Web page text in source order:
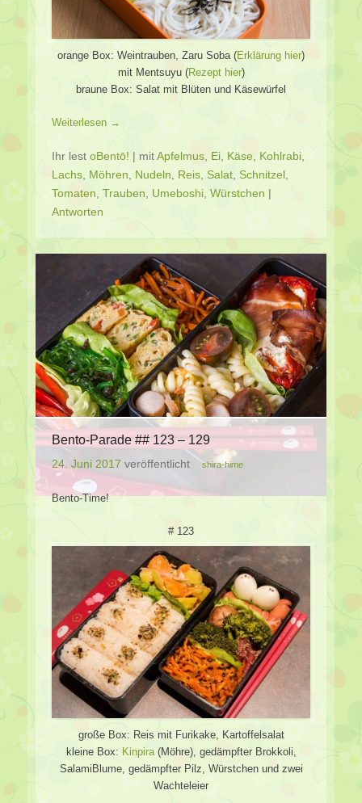
orange Box: Weintrauben, Zaru Soba (Erklärung hier)
mit Mentsuyu (Rezept hier)
braune Box: Salat mit Blüten und Käsewürfel
Weiterlesen →
Ihr lest oBentō! | mitApfelmus Ei Käse Kohlrabi
Lachs Möhren Nudeln Reis Salat Schnitzel
Tomaten Trauben Umeboshi Würstchen |
Antworten
Bento-Parade ## 123 – 129
24. Juni 2017 veröffentlicht shira-hime
Bento-Time!
# 123
große Box: Reis mit Furikake, Kartoffelsalat
kleine Box: Kinpira(Möhre), gedämpfter Brokkoli,
SalamiBlume, gedämpfter Pilz, Würstchen und zwei
Wachteleier